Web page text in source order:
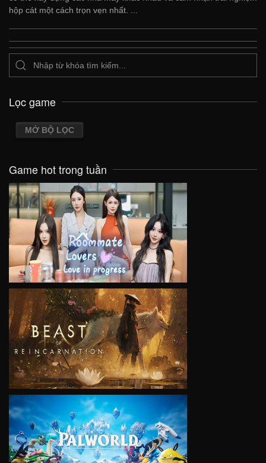
hộp cát một cách trọn vẹn nhất. ...
Lọc game
MỞ BỘ LỌC
Game hot trong tuần
VIEW
VIEW
VIEW